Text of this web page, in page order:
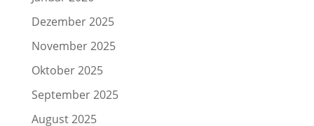
Dezember 2025
November 2025
Oktober 2025
September 2025
August 2025